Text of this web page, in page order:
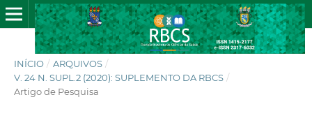
INÍCIO / ARQUIVOS /
V. 24 N. SUPL.2 (2020): SUPLEMENTO DA RBCS /
Artigo de Pesquisa